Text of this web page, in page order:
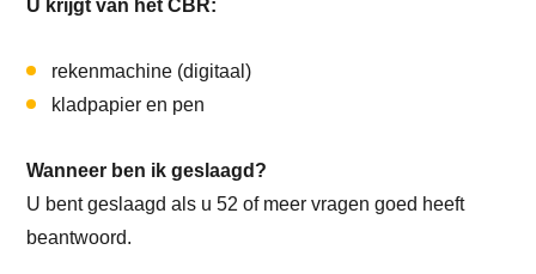
U krijgt van het CBR:
rekenmachine (digitaal)
kladpapier en pen
Wanneer ben ik geslaagd?
U bent geslaagd als u 52 of meer vragen goed heeft
beantwoord.